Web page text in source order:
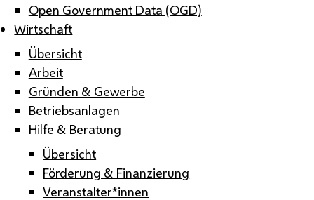
Open Government Data (OGD)
Wirtschaft
Übersicht
Arbeit
Gründen & Gewerbe
Betriebsanlagen
Hilfe & Beratung
Übersicht
Förderung & Finanzierung
Veranstalter*innen